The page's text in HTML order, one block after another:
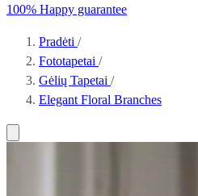
100% Happy guarantee
Pradėti /
Fototapetai /
Gėlių Tapetai /
Elegant Floral Branches